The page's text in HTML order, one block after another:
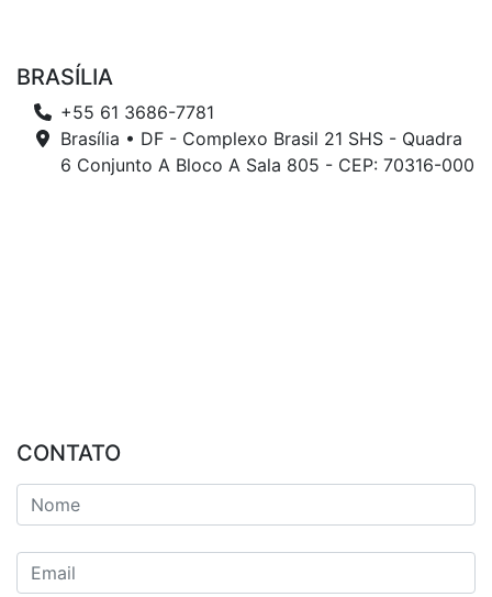
BRASÍLIA
+55 61 3686-7781
Brasília • DF - Complexo Brasil 21 SHS - Quadra
6 Conjunto A Bloco A Sala 805 - CEP: 70316-000
CONTATO